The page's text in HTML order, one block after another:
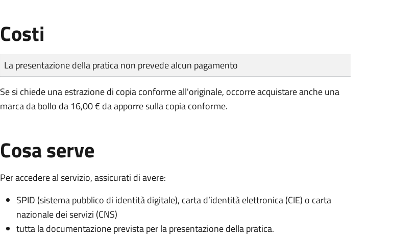
Costi
Tipo di pagamento
Importo
La presentazione della pratica non prevede alcun pagamento
Se si chiede una estrazione di copia conforme all'originale, occorre acquistare anche una
marca da bollo da 16,00 € da apporre sulla copia conforme.
Cosa serve
Per accedere al servizio, assicurati di avere:
SPID (sistema pubblico di identità digitale), carta d’identità elettronica (CIE) o carta
nazionale dei servizi (CNS)
tutta la documentazione prevista per la presentazione della pratica.